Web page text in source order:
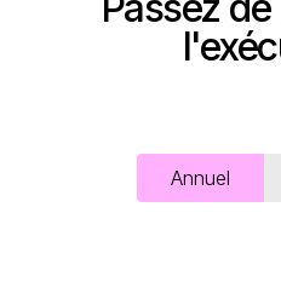
Annuel